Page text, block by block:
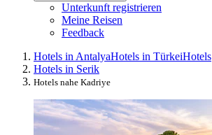
Unterkunft registrieren
Meine Reisen
Feedback
Hotels in AntalyaHotels in TürkeiHotels
Hotels in Serik
Hotels nahe Kadriye